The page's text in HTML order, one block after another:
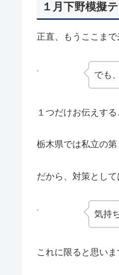
１月下野模擬
正直、もうここま
でも
１つだけお伝えする
栃木県では私立の
だから、対策として
気持
これに限ると思いま